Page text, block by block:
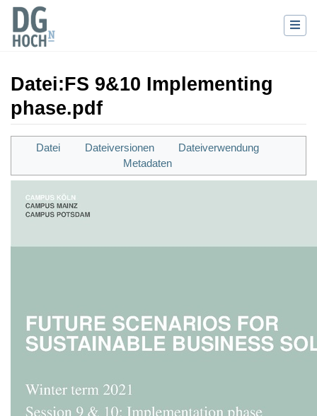
Datei:FS 9&10 Implementing
phase.pdf
Wechseln zu: Navigation,Suche
Datei Dateiversionen
Dateiverwendung
Metadaten